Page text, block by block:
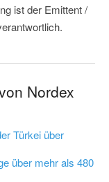
ist der Emittent /
Nordex
Türkei über
über mehr als 480